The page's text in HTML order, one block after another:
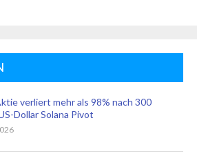
verliert mehr als 98% nach 300
Dollar Solana Pivot